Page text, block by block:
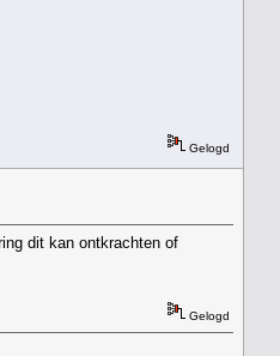
Gelogd
dit kan ontkrachten of
Gelogd